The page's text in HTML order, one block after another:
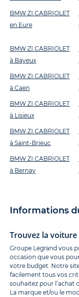
BMW ZI.CABRIOLET
en Eure
BMW ZI.CABRIOLET
à Bayeux
BMW ZI.CABRIOLET
à Caen
BMW ZI.CABRIOLET
à Lisieux
BMW ZI.CABRIOLET
à Saint-Brieuc
BMW ZI.CABRIOLET
à Bernay
Informations
Trouvez la
Groupe Legrand vous
occasion que vous
votre budget. Notre
facilement tous vos
souhaitez pour l’achat
La marque et/ou le